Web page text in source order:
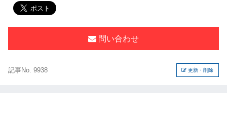
問い合わせ
記事No. 9938 更新・削除